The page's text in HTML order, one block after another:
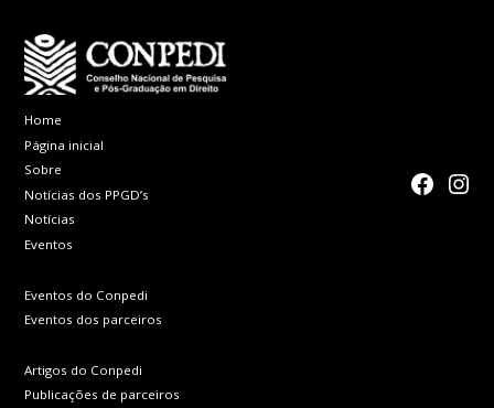
Home
Página inicial
Sobre
Notícias dos PPGD’s
Notícias
Eventos
Eventos do Conpedi
Eventos dos parceiros
Artigos do Conpedi
Publicações de parceiros